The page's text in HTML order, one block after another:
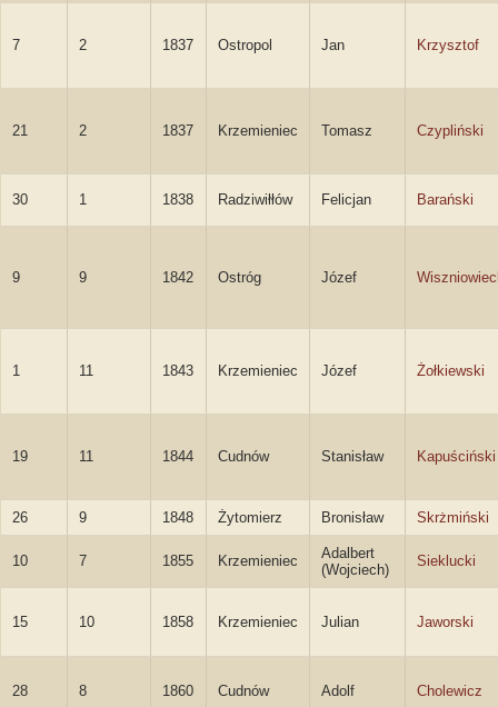
7 2 1837 Ostropol Jan Krzysztof
21 2 1837 Krzemieniec Tomasz Czypliński
30 1 1838 Radziwiłłów Felicjan Barański
9 9 1842 Ostróg Józef
1 11 1843 Krzemieniec Józef Żołkiewski
19 11 1844 Cudnów Stanisław Kapuściński
26 9 1848 Żytomierz Bronisław Skrżmiński
10 7 1855 Krzemieniec
Adalbert
(Wojciech)
Sieklucki
15 10 1858 Krzemieniec Julian Jaworski
28 8 1860 Cudnów Adolf Cholewicz